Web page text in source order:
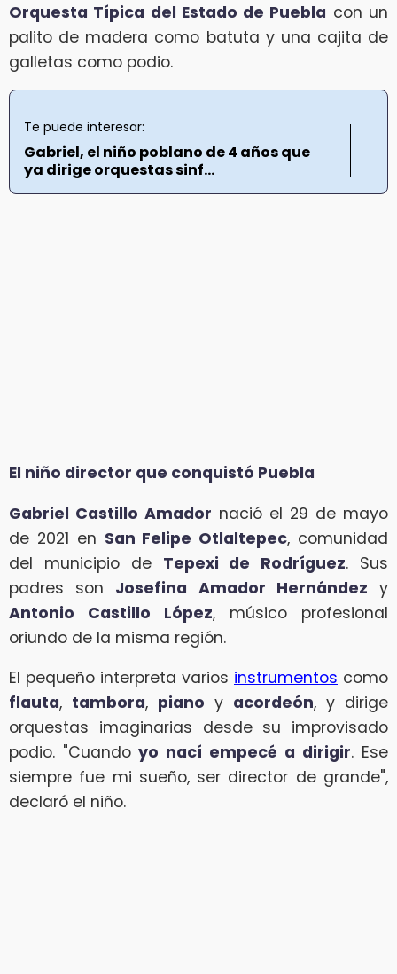
Orquesta Típica del Estado de Puebla con un
palito de madera como batuta y una cajita de
galletas como podio.
Te puede interesar:
Gabriel, el niño poblano de 4 años que
ya dirige orquestas sinf...
El niño director que conquistó Puebla
Gabriel Castillo Amador nació el 29 de mayo
de 2021 en San Felipe Otlaltepec, comunidad
del municipio de Tepexi de Rodríguez. Sus
padres son Josefina Amador Hernández y
Antonio Castillo López, músico profesional
oriundo de la misma región.
El pequeño interpreta varios instrumentos como
flauta, tambora, piano y acordeón, y dirige
orquestas imaginarias desde su improvisado
podio. "Cuando yo nací empecé a dirigir. Ese
siempre fue mi sueño, ser director de grande",
declaró el niño.